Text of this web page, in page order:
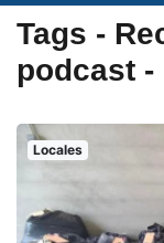
Tags -
podcast -
Locales